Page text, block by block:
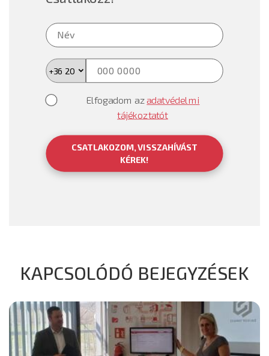
Elfogadom azadatvédelmi
tájékoztatót
CSATLAKOZOM, VISSZAHÍVÁST
KÉREK!
KAPCSOLÓDÓ BEJEGYZÉSEK